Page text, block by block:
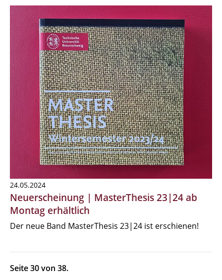
24.05.2024
Neuerscheinung | MasterThesis 23|24 ab
Montag erhältlich
Der neue Band MasterThesis 23|24 ist erschienen!
Seite 30 von 38.